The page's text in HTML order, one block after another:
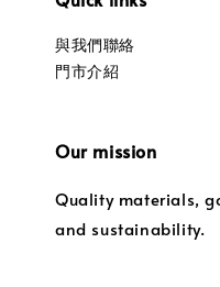
與我們聯絡
門市介紹
Our mission
Quality materials,
and sustainability.